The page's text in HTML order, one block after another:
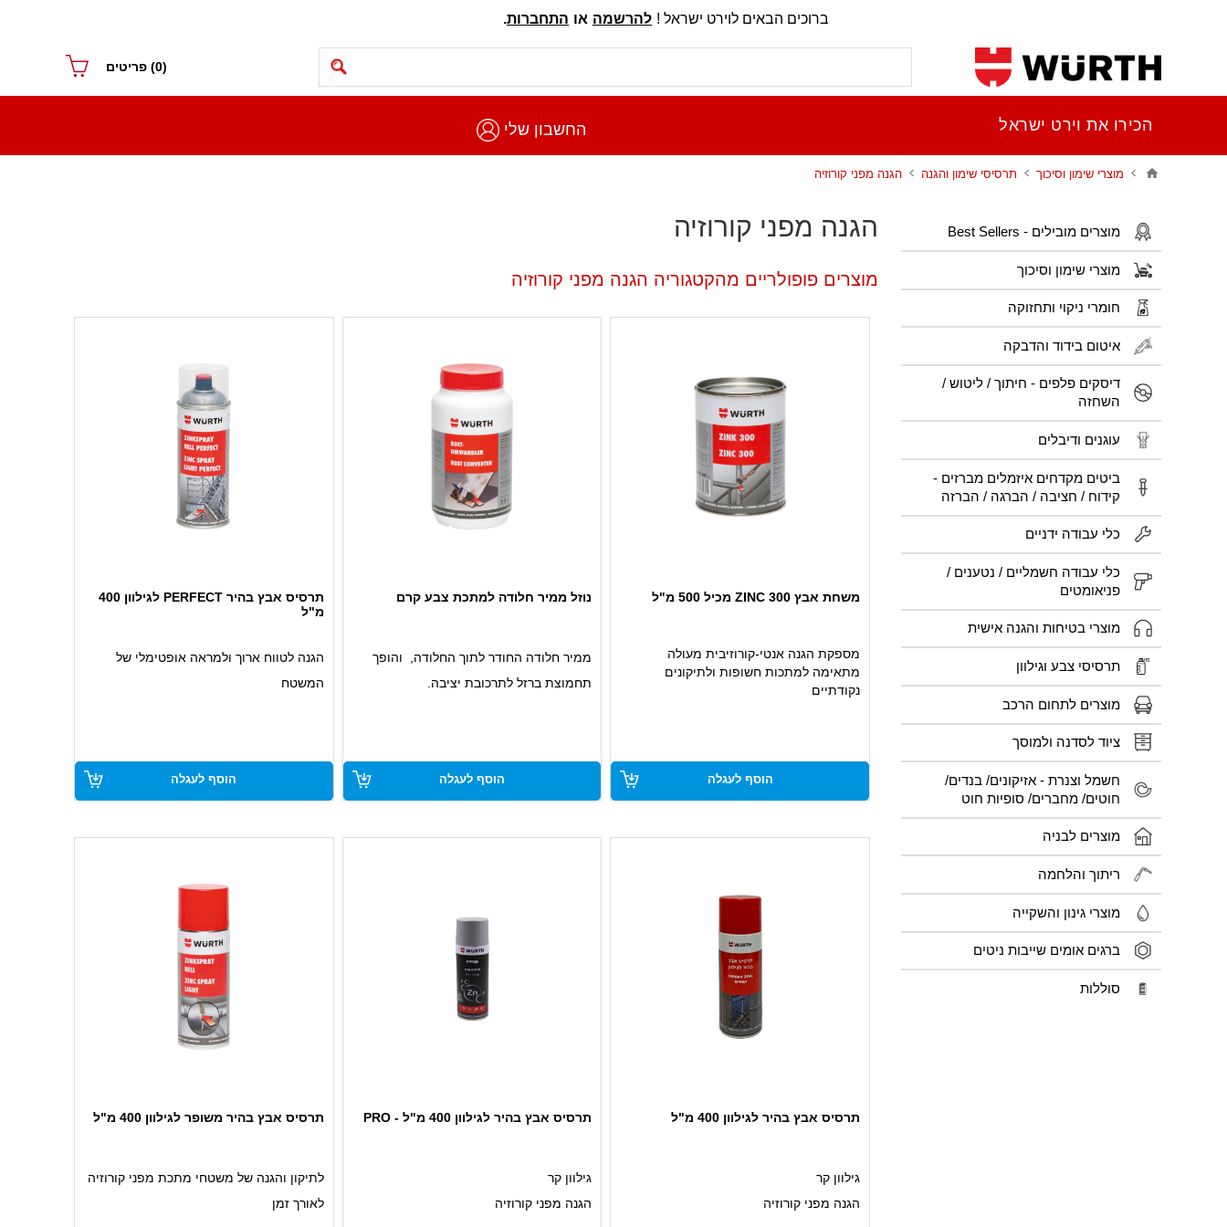
ברוכים הבאים לוירט ישראל ! להרשמה או התחברות.
(0) פריטים
מוצרים מובילים - Best Sellers
מוצרי שימון וסיכוך
חומרי ניקוי ותחזוקה
איטום בידוד והדבקה
דיסקים פלפים - חיתוך / ליטוש /
השחזה
עוגנים ודיבלים
ביטים מקדחים איזמלים מברזים -
קידוח / חציבה / הברגה / הברזה
כלי עבודה ידניים
כלי עבודה חשמליים / נטענים /
פניאומטים
מוצרי בטיחות והגנה אישית
תרסיסי צבע וגילוון
מוצרים לתחום הרכב
ציוד לסדנה ולמוסך
חשמל וצנרת - אזיקונים/ בנדים/
חוטים/ מחברים/ סופיות חוט
מוצרים לבניה
ריתוך והלחמה
מוצרי גינון והשקייה
ברגים אומים שייבות ניטים
סוללות
הכירו את וירט ישראל החשבון שלי
מוצרי שימון וסיכוך תרסיסי שימון והגנה הגנה מפני קורוזיה
הגנה מפני קורוזיה
מוצרים פופולריים מהקטגוריה הגנה מפני קורוזיה
משחת אבץ ZINC 300 מכיל 500 מ"ל
מספקת הגנה אנטי-קורוזיבית מעולה
מתאימה למתכות חשופות ולתיקונים
נקודתיים
הוסף לעגלה
נוזל ממיר חלודה למתכת צבע קרם
ממיר חלודה החודר לתוך החלודה, והופך
תחמוצת ברזל לתרכובת יציבה.
נוספות.
שימושים נפוצים בבניית רכבים, בניית
חקלאות וייעור, ניהול עירוני, מכונות בנייה
הוסף לעגלה
תרסיס אבץ בהיר PERFECT לגילוון 400
מ"ל
הגנה לטווח ארוך ולמראה אופטימלי של
המשטח
ניתן לשימוש על שיירי חלודה
שימוש רב תכליתי עם ראש ספריי מתכוונן
ניתן להשתמש לתיקונים בהתאם לתקן DIN
הוסף לעגלה
תרסיס אבץ בהיר לגילוון 400 מ"ל
גילוון קר
הגנה מפני קורוזיה
תרסיס אבץ בהיר לגילוון 400 מ"ל - PRO
גילוון קר
הגנה מפני קורוזיה
תרסיס אבץ בהיר משופר לגילוון 400 מ"ל
לתיקון והגנה של משטחי מתכת מפני קורוזיה
לאורך זמן